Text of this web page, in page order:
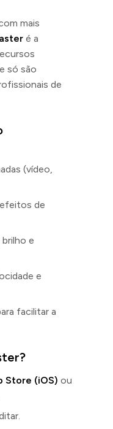
mais
é a
só são
de
(vídeo,
de
e
e
facilitar a
Store (iOS) ou